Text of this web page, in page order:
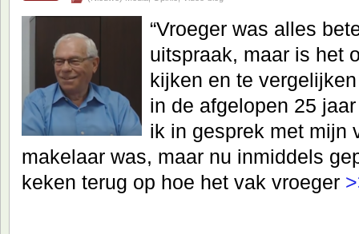
“Vroeger was alles
uitspraak, maar is het
kijken en te
in de afgelopen 25
ik in gesprek met mijn
makelaar was, maar nu inmiddels
keken terug op hoe het vak vroeger